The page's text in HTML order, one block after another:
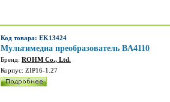
Код товара: EK13424
Мультимедиа преобразователь BA4110
Бренд: ROHM Co., Ltd.
Корпус: ZIP16-1.27